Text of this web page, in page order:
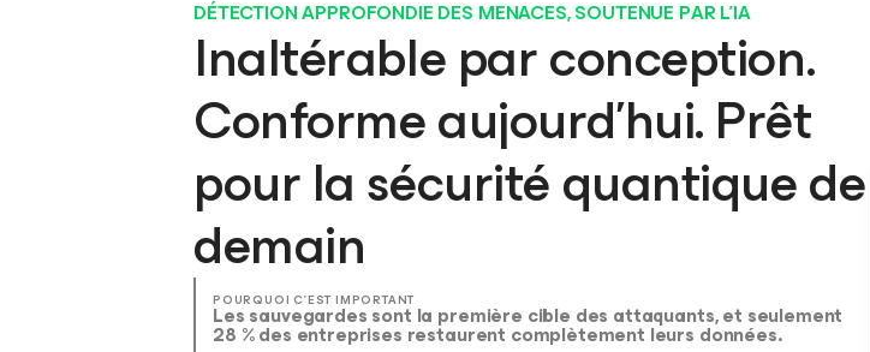
DÉTECTION APPROFONDIE DES MENACES, SOUTENUE PAR L’IA
Inaltérable par conception.
Conforme aujourd’hui. Prêt
pour la sécurité quantique de
demain
POURQUOI C’EST IMPORTANT
Les sauvegardes sont la première cible des attaquants, et seulement
28 % des entreprises restaurent complètement leurs données.